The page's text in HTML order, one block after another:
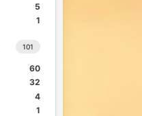
5
1
101
60
32
4
1